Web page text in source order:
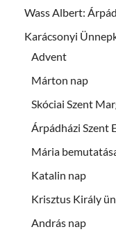
Wass Albert:
Karácsonyi
Advent
Márton nap
Skóciai Szent
Árpádházi Szent
Mária
Katalin nap
Krisztus Király
András nap